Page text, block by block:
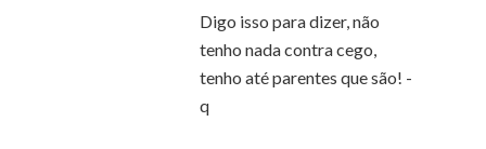
Digo isso para dizer, não
tenho nada contra cego,
tenho até parentes que são! -
q